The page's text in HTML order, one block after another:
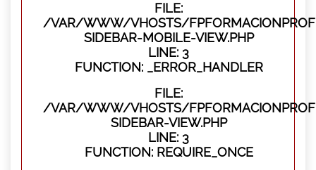
FILE:
/VAR/WWW/VHOSTS/
SIDEBAR-MOBILE-VIEW.PHP
LINE: 3
FUNCTION: _ERROR_HANDLER
FILE:
/VAR/WWW/VHOSTS/
SIDEBAR-VIEW.PHP
LINE: 3
FUNCTION: REQUIRE_ONCE